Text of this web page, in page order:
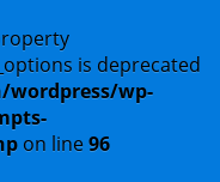
is deprecated
wp-
on line96